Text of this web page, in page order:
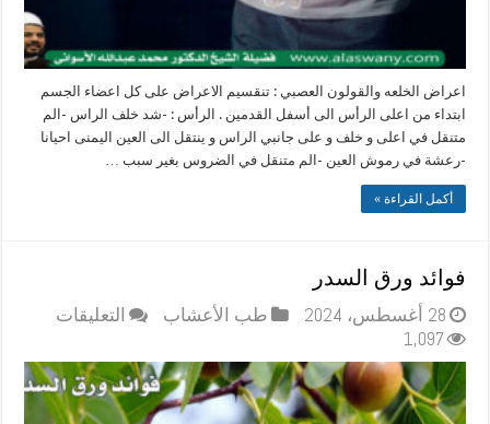
اعراض الخلعه والقولون العصبي : تنقسيم الاعراض على كل اعضاء الجسم
ابتداء من اعلى الرأس الى أسفل القدمين . الرأس : -شد خلف الراس -الم
متنقل في اعلى و خلف و على جانبي الراس و ينتقل الى العين اليمنى احيانا
-رعشة في رموش العين -الم متنقل في الضروس بغير سبب …
أكمل القراءة »
فوائد ورق السدر
28 أغسطس، 2024 طب الأعشاب التعليقات
ورق
السدر
مغلقة
1,097